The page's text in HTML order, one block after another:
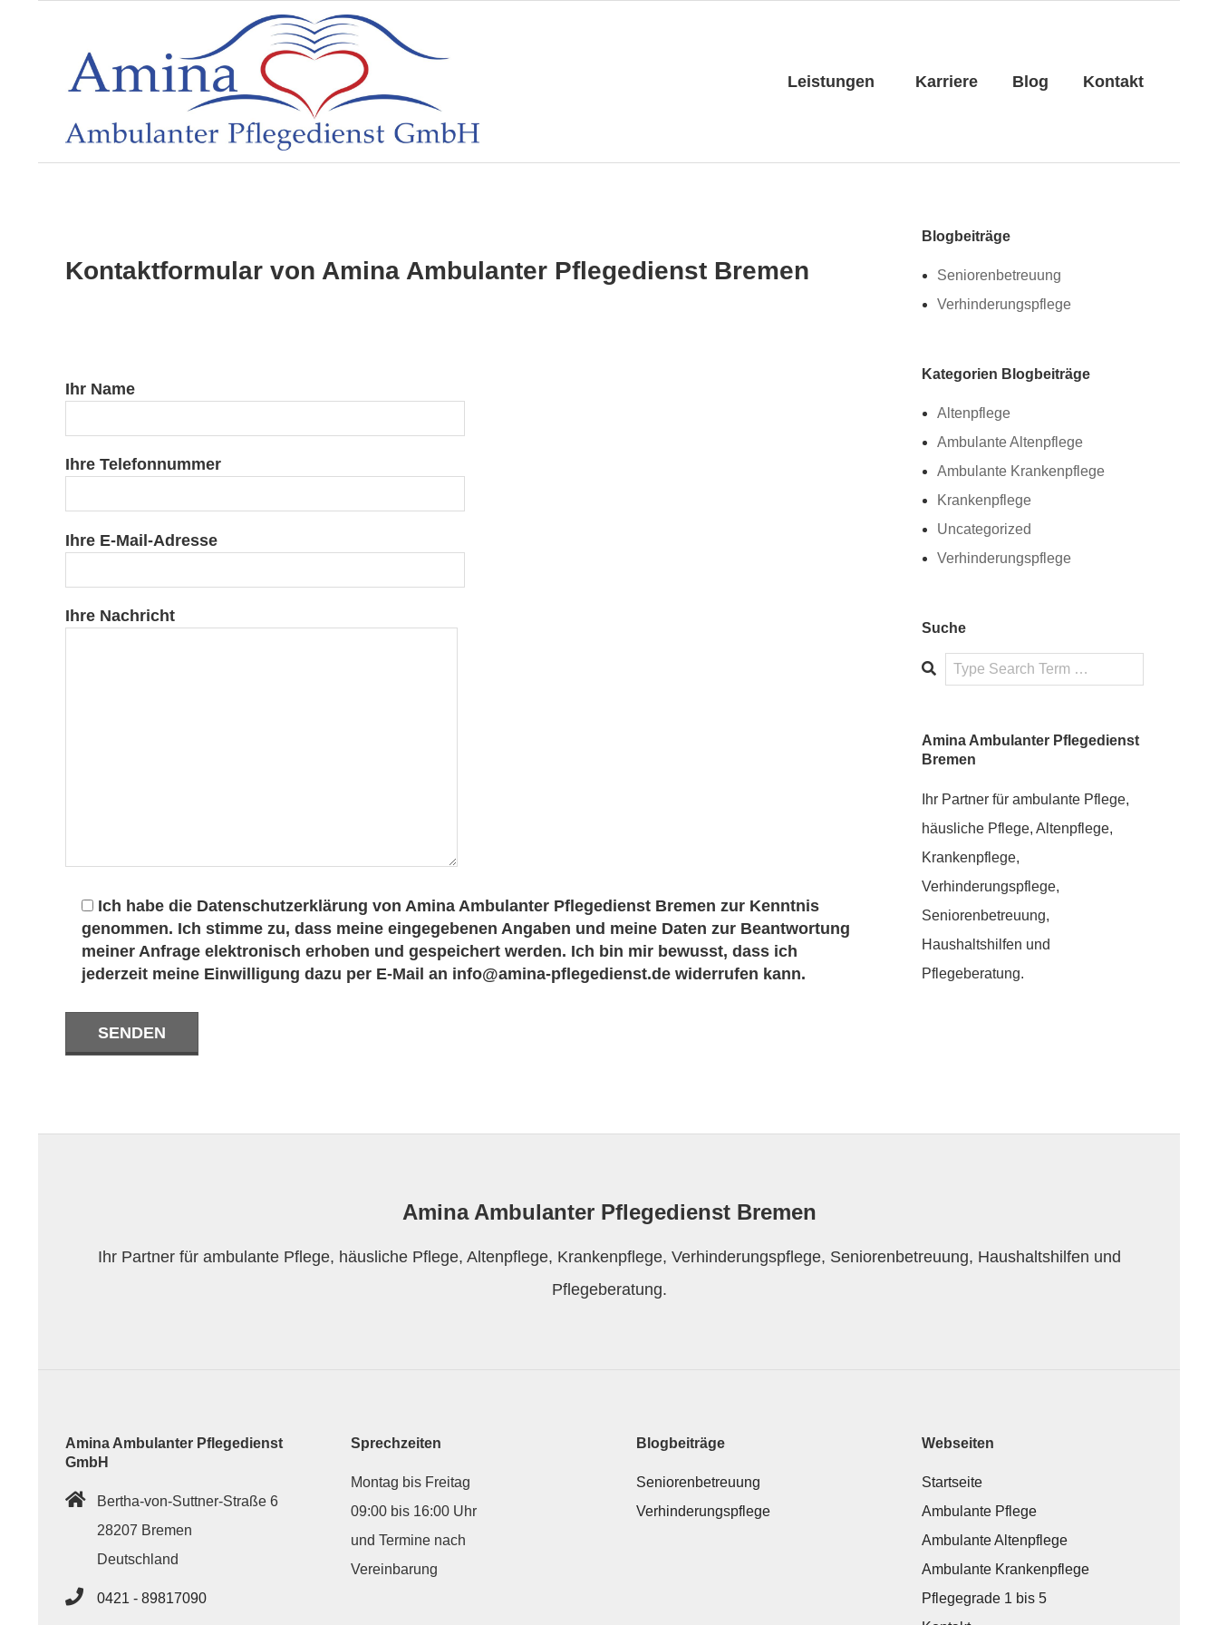
A
b
l
a
n
t
e
P
e
A
l
t
e
u
d
Leistungen Karriere Blog Kontakt
Kontaktformular von Amina Ambulanter Pflegedienst Bremen
Ihr Name
Ihre Telefonnummer
Ihre E-Mail-Adresse
Ihre Nachricht
Ich habe die Datenschutzerklärung von Amina Ambulanter Pflegedienst Bremen zur Kenntnis
genommen. Ich stimme zu, dass meine eingegebenen Angaben und meine Daten zur Beantwortung
meiner Anfrage elektronisch erhoben und gespeichert werden. Ich bin mir bewusst, dass ich
jederzeit meine Einwilligung dazu per E-Mail an info@amina-pflegedienst.de widerrufen kann.
Blogbeiträge
Seniorenbetreuung
Verhinderungspflege
Kategorien Blogbeiträge
Altenpflege
Ambulante Altenpflege
Ambulante Krankenpflege
Krankenpflege
Uncategorized
Verhinderungspflege
Suche
Search
Amina Ambulanter Pflegedienst
Bremen
Ihr Partner für ambulante Pflege,
häusliche Pflege, Altenpflege,
Krankenpflege,
Verhinderungspflege,
Seniorenbetreuung,
Haushaltshilfen und
Pflegeberatung.
Amina Ambulanter Pflegedienst Bremen
Ihr Partner für ambulante Pflege, häusliche Pflege, Altenpflege, Krankenpflege, Verhinderungspflege, Seniorenbetreuung, Haushaltshilfen und
Pflegeberatung.
Amina Ambulanter Pflegedienst
GmbH
Bertha-von-Suttner-Straße 6
28207 Bremen
Deutschland
0421 - 89817090
Sprechzeiten
Montag bis Freitag
09:00 bis 16:00 Uhr
und Termine nach
Vereinbarung
Blogbeiträge
Seniorenbetreuung
Verhinderungspflege
Webseiten
Startseite
Ambulante Pflege
Ambulante Altenpflege
Ambulante Krankenpflege
Pflegegrade 1 bis 5